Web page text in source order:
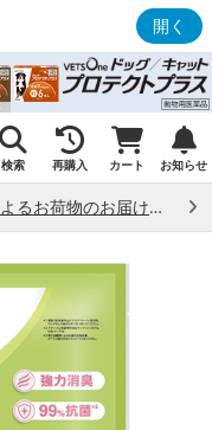
開く
検索 再購入 カート お知らせ
熊本県熊本地方で発生した地震によるお荷物のお届け状況について （7/28）